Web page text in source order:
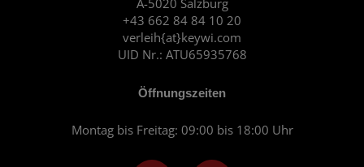
A-5020 Salzburg
+43 662 84 84 10 20
verleih{at}keywi.com
UID Nr.: ATU65935768
Öffnungszeiten
Montag bis Freitag: 09:00 bis 18:00 Uhr